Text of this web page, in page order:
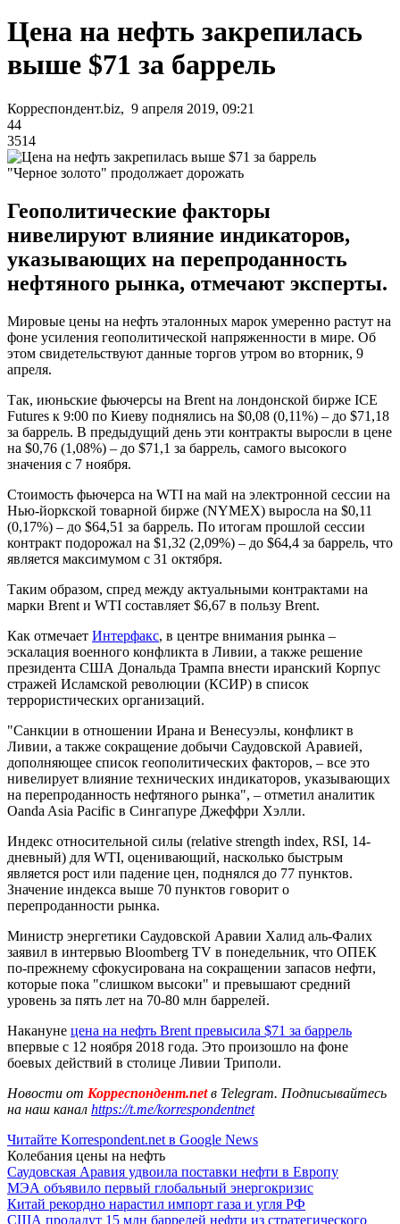
Цена на нефть закрепилась
выше $71 за баррель
Корреспондент.biz, 9 апреля 2019, 09:21
44
3514
"Черное золото" продолжает дорожать
Геополитические факторы
нивелируют влияние индикаторов,
указывающих на перепроданность
нефтяного рынка, отмечают эксперты.
Мировые цены на нефть эталонных марок умеренно растут на
фоне усиления геополитической напряженности в мире. Об
этом свидетельствуют данные торгов утром во вторник, 9
апреля.
Так, июньские фьючерсы на Brent на лондонской бирже ICE
Futures к 9:00 по Киеву поднялись на $0,08 (0,11%) – до $71,18
за баррель. В предыдущий день эти контракты выросли в цене
на $0,76 (1,08%) – до $71,1 за баррель, самого высокого
значения с 7 ноября.
Стоимость фьючерса на WTI на май на электронной сессии на
Нью-йоркской товарной бирже (NYMEX) выросла на $0,11
(0,17%) – до $64,51 за баррель. По итогам прошлой сессии
контракт подорожал на $1,32 (2,09%) – до $64,4 за баррель, что
является максимумом с 31 октября.
Таким образом, спред между актуальными контрактами на
марки Brent и WTI составляет $6,67 в пользу Brent.
Как отмечает Интерфакс, в центре внимания рынка –
эскалация военного конфликта в Ливии, а также решение
президента США Дональда Трампа внести иранский Корпус
стражей Исламской революции (КСИР) в список
террористических организаций.
"Санкции в отношении Ирана и Венесуэлы, конфликт в
Ливии, а также сокращение добычи Саудовской Аравией,
дополняющее список геополитических факторов, – все это
нивелирует влияние технических индикаторов, указывающих
на перепроданность нефтяного рынка", – отметил аналитик
Oanda Asia Pacific в Сингапуре Джеффри Хэлли.
Индекс относительной силы (relative strength index, RSI, 14-
дневный) для WTI, оценивающий, насколько быстрым
является рост или падение цен, поднялся до 77 пунктов.
Значение индекса выше 70 пунктов говорит о
перепроданности рынка.
Министр энергетики Саудовской Аравии Халид аль-Фалих
заявил в интервью Bloomberg TV в понедельник, что ОПЕК
по-прежнему сфокусирована на сокращении запасов нефти,
которые пока "слишком высоки" и превышают средний
уровень за пять лет на 70-80 млн баррелей.
Накануне цена на нефть Brent превысила $71 за баррель
впервые с 12 ноября 2018 года. Это произошло на фоне
боевых действий в столице Ливии Триполи.
Новости от Корреспондент.netв Telegram. Подписывайтесь
на наш канал https://t.me/korrespondentnet
Читайте Korrespondent.net в Google News
Колебания цены на нефть
Саудовская Аравия удвоила поставки нефти в Европу
МЭА объявило первый глобальный энергокризис
Китай рекордно нарастил импорт газа и угля РФ
США продадут 15 млн баррелей нефти из стратегического